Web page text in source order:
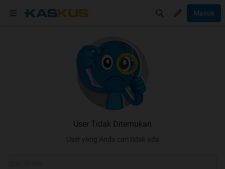
Masuk
User Tidak Ditemukan
User yang Anda cari tidak ada